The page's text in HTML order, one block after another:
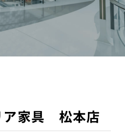
ア家具 松本店